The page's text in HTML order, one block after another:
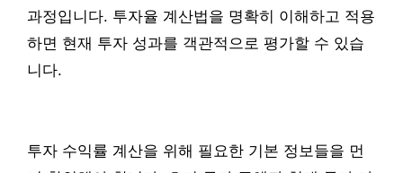
과정입니다. 투자율 계산법을 명확히 이해하고 적용
하면 현재 투자 성과를 객관적으로 평가할 수 있습
니다.
투자 수익률 계산을 위해 필요한 기본 정보들을 먼